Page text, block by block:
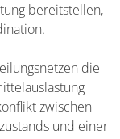
bereitstellen,
die
zwischen
und einer